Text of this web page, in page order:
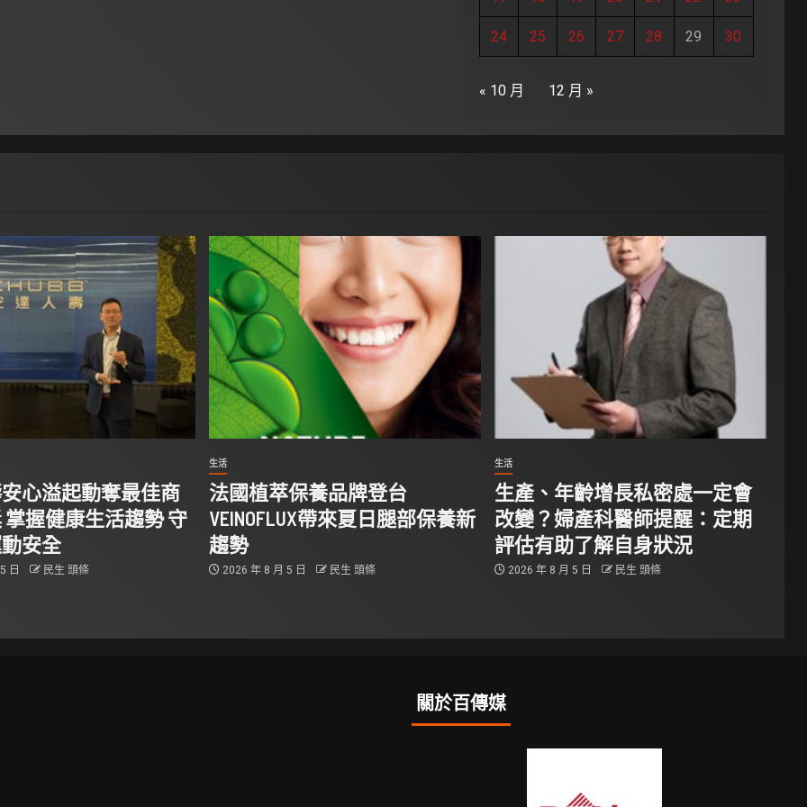
24 25 26 27 28 29 30
« 10 月 12 月 »
心溢起動奪最佳商
掌握健康生活趨勢 守
安全
日 民生 頭條
生活
法國植萃保養品牌登台
VEINOFLUX帶來夏日腿部保養新
趨勢
2026 年 8 月 5 日 民生 頭條
生活
生產、年齡增長私密處一定會
改變？婦產科醫師提醒：定期
評估有助了解自身狀況
2026 年 8 月 5 日 民生 頭條
關於百傳媒